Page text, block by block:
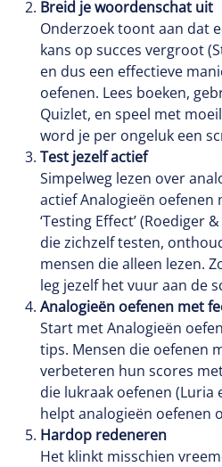
Breid je woordenschat uit
Onderzoek toont aan dat
kans op succes vergroot
en dus een effectieve
oefenen. Lees boeken,
Quizlet, en speel met
word je per ongeluk een
Test jezelf actief
Simpelweg lezen over
actief Analogieën
‘Testing Effect’ (Roediger
die zichzelf testen,
mensen die alleen lezen.
leg jezelf het vuur aan de
Analogieën oefenen met
Start met Analogieën
tips. Mensen die oefenen
verbeteren hun scores
die lukraak oefenen (Luria
helpt analogieën oefenen
Hardop redeneren
Het klinkt misschien